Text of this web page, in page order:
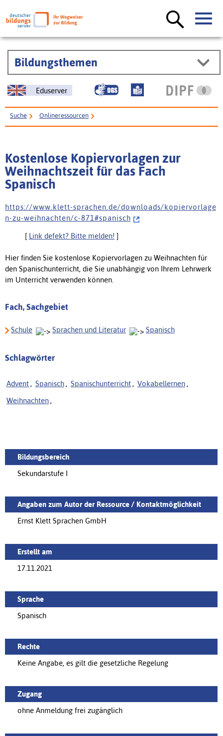
Bildungsthemen
Eduserver
Suche Onlineressourcen
Kostenlose Kopiervorlagen zur
Weihnachtszeit für das Fach
Spanisch
h t t p s : / / w w w . k l e t t - s p r a c h e n . d e / d o w n l o a d s / k o p i e r v o r l a g e
n - z u - w e i h n a c h t e n / c - 8 7 1 # s p a n i s c h
[ Link defekt? Bitte melden! ]
Hier finden Sie kostenlose Kopiervorlagen zu Weihnachten für
den Spanischunterricht, die Sie unabhängig von Ihrem Lehrwerk
im Unterricht verwenden können.
Fach, Sachgebiet
Schule Sprachen und Literatur Spanisch
Schlagwörter
Advent , Spanisch , Spanischunterricht , Vokabellernen ,
Weihnachten ,
Bildungsbereich
Sekundarstufe I
Angaben zum Autor der Ressource / Kontaktmöglichkeit
Ernst Klett Sprachen GmbH
Erstellt am
17.11.2021
Sprache
Spanisch
Rechte
Keine Angabe, es gilt die gesetzliche Regelung
Zugang
ohne Anmeldung frei zugänglich